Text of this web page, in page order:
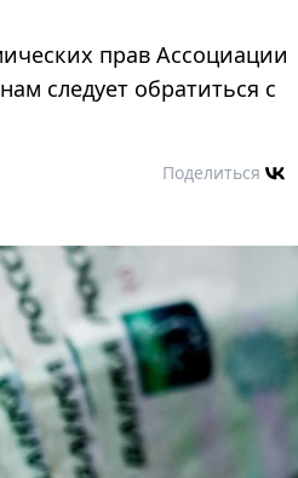
прав Ассоциации
следует обратиться с
Поделиться